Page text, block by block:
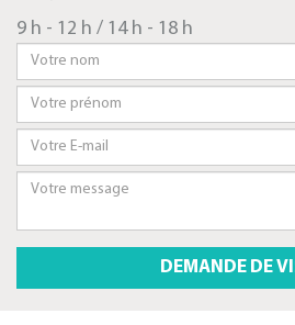
9 h - 12 h / 14 h - 18 h